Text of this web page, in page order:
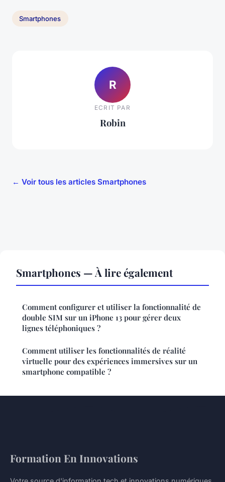
Smartphones
R
ECRIT PAR
Robin
← Voir tous les articles Smartphones
Smartphones — À lire également
Comment configurer et utiliser la fonctionnalité de
double SIM sur un iPhone 13 pour gérer deux
lignes téléphoniques ?
Comment utiliser les fonctionnalités de réalité
virtuelle pour des expériences immersives sur un
smartphone compatible ?
Formation En Innovations